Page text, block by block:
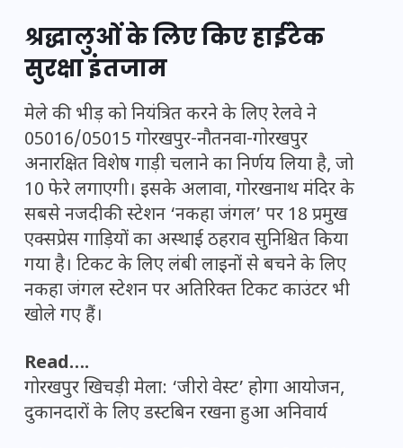
श्रद्धालुओं के लिए किए हाईटेक
सुरक्षा इंतजाम
मेले की भीड़ को नियंत्रित करने के लिए रेलवे ने
05016/05015 गोरखपुर-नौतनवा-गोरखपुर
अनारक्षित विशेष गाड़ी चलाने का निर्णय लिया है, जो
10 फेरे लगाएगी। इसके अलावा, गोरखनाथ मंदिर के
सबसे नजदीकी स्टेशन ‘नकहा जंगल’ पर 18 प्रमुख
एक्सप्रेस गाड़ियों का अस्थाई ठहराव सुनिश्चित किया
गया है। टिकट के लिए लंबी लाइनों से बचने के लिए
नकहा जंगल स्टेशन पर अतिरिक्त टिकट काउंटर भी
खोले गए हैं।
Read….
गोरखपुर खिचड़ी मेला: ‘जीरो वेस्ट’ होगा आयोजन,
दुकानदारों के लिए डस्टबिन रखना हुआ अनिवार्य